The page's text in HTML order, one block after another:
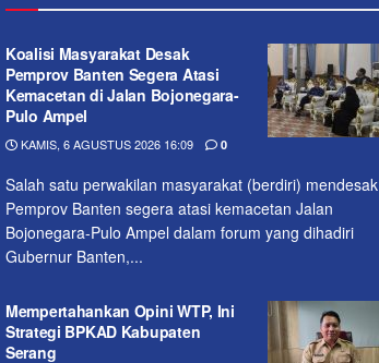
Koalisi Masyarakat Desak
Pemprov Banten Segera Atasi
Kemacetan di Jalan Bojonegara-
Pulo Ampel
KAMIS, 6 AGUSTUS 2026 16:09 0
Salah satu perwakilan masyarakat (berdiri) mendesak
Pemprov Banten segera atasi kemacetan Jalan
Bojonegara-Pulo Ampel dalam forum yang dihadiri
Gubernur Banten,...
Mempertahankan Opini WTP, Ini
Strategi BPKAD Kabupaten
Serang